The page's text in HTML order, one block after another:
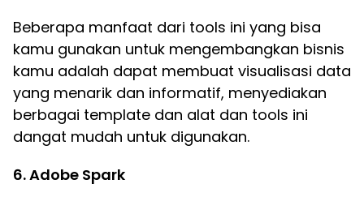
Beberapa manfaat dari tools ini yang bisa
kamu gunakan untuk mengembangkan bisnis
kamu adalah dapat membuat visualisasi data
yang menarik dan informatif, menyediakan
berbagai template dan alat dan tools ini
dangat mudah untuk digunakan.
6. Adobe Spark